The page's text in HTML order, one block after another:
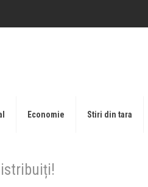
Economie Stiri din tara